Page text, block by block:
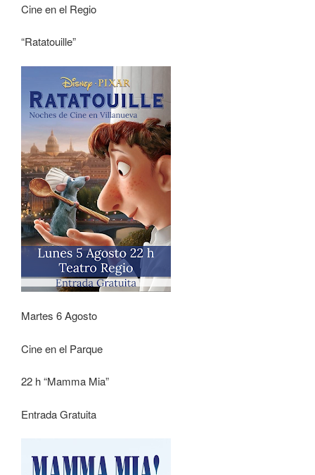
Cine en el Regio
“Ratatouille”
Martes 6 Agosto
Cine en el Parque
22 h “Mamma Mia”
Entrada Gratuita